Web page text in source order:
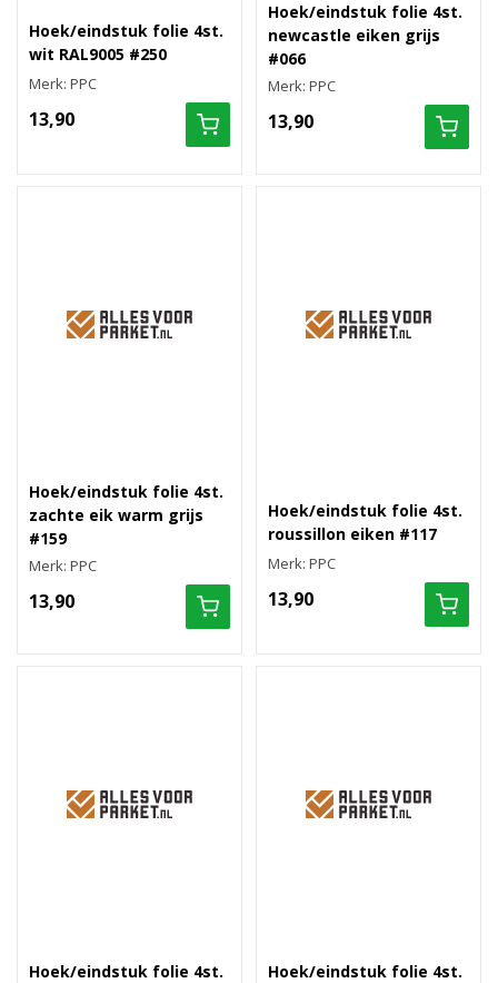
Hoek/eindstuk folie 4st.
wit RAL9005 #250
Merk: PPC
13,90
Hoek/eindstuk folie 4st.
newcastle eiken grijs
#066
Merk: PPC
13,90
Hoek/eindstuk folie 4st.
zachte eik warm grijs
#159
Merk: PPC
13,90
Hoek/eindstuk folie 4st.
roussillon eiken #117
Merk: PPC
13,90
Hoek/eindstuk folie 4st.
Hoek/eindstuk folie 4st.